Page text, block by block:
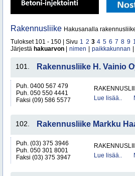
Rakennusliike Hakusanalla
Tulokset 101 - 150 | Sivu 1 2 3 4 5 6 7 8 9
Järjestä hakuarvon nimen paikkakunnan
101. Rakennusliike H. Vainio
Puh. 0400 567 479
Puh. 050 550 4441
Faksi (09) 586 5577
Lue lisää..
102. Rakennusliike Markku
Puh. (03) 375 3946
Puh. 050 301 8001
Faksi (03) 375 3947
Lue lisää..